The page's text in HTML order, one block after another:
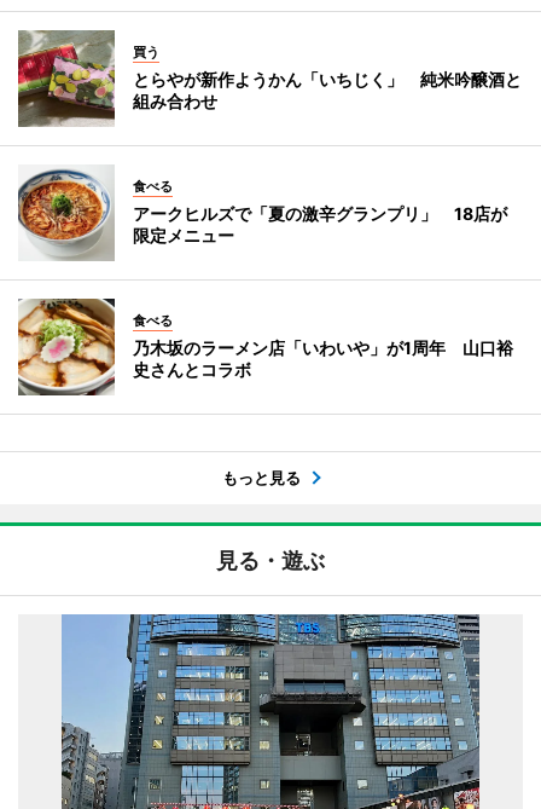
買う
とらやが新作ようかん「いちじく」 純米吟醸酒と
組み合わせ
食べる
アークヒルズで「夏の激辛グランプリ」 18店が
限定メニュー
食べる
乃木坂のラーメン店「いわいや」が1周年 山口裕
史さんとコラボ
もっと見る
見る・遊ぶ